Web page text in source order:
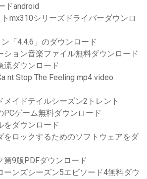
ドandroid
mx310シリーズドライバーダウンロ
「4.4.6」のダウンロード
ション音楽ファイル無料ダウンロード
流ダウンロード
nt Stop The Feeling mp4 video
メイドテイルシーズン2トレント
PCゲーム無料ダウンロード
をダウンロード
をロックするためのソフトウェアをダ
第9版PDFダウンロード
ーンズシーズン5エピソード4無料ダウ